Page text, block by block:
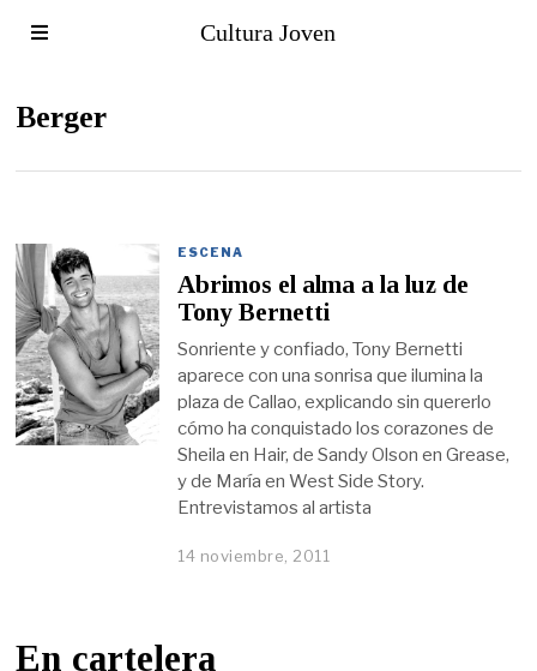
Cultura Joven
Berger
ESCENA
Abrimos el alma a la luz de
Tony Bernetti
Sonriente y confiado, Tony Bernetti
aparece con una sonrisa que ilumina la
plaza de Callao, explicando sin quererlo
cómo ha conquistado los corazones de
Sheila en Hair, de Sandy Olson en Grease,
y de María en West Side Story.
Entrevistamos al artista
14 noviembre, 2011
En cartelera